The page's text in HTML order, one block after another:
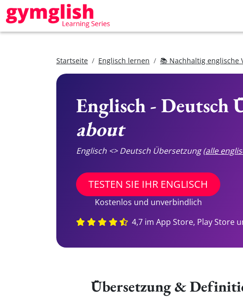
Startseite Englisch lernen 📚 Nachhaltig englische
Englisch - Deutsch
about
Englisch <> Deutsch Übersetzung(alle
TESTEN SIE IHR ENGLISCH
Kostenlos und unverbindlich
4,7 im App Store, Play Store
Übersetzung &